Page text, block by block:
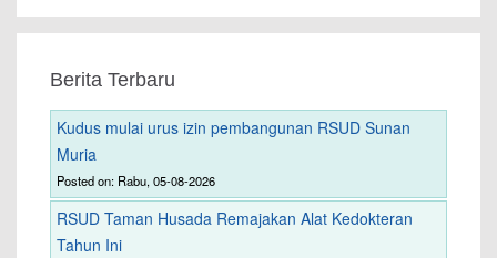
Berita Terbaru
Kudus mulai urus izin pembangunan RSUD Sunan
Muria
Posted on: Rabu, 05-08-2026
RSUD Taman Husada Remajakan Alat Kedokteran
Tahun Ini